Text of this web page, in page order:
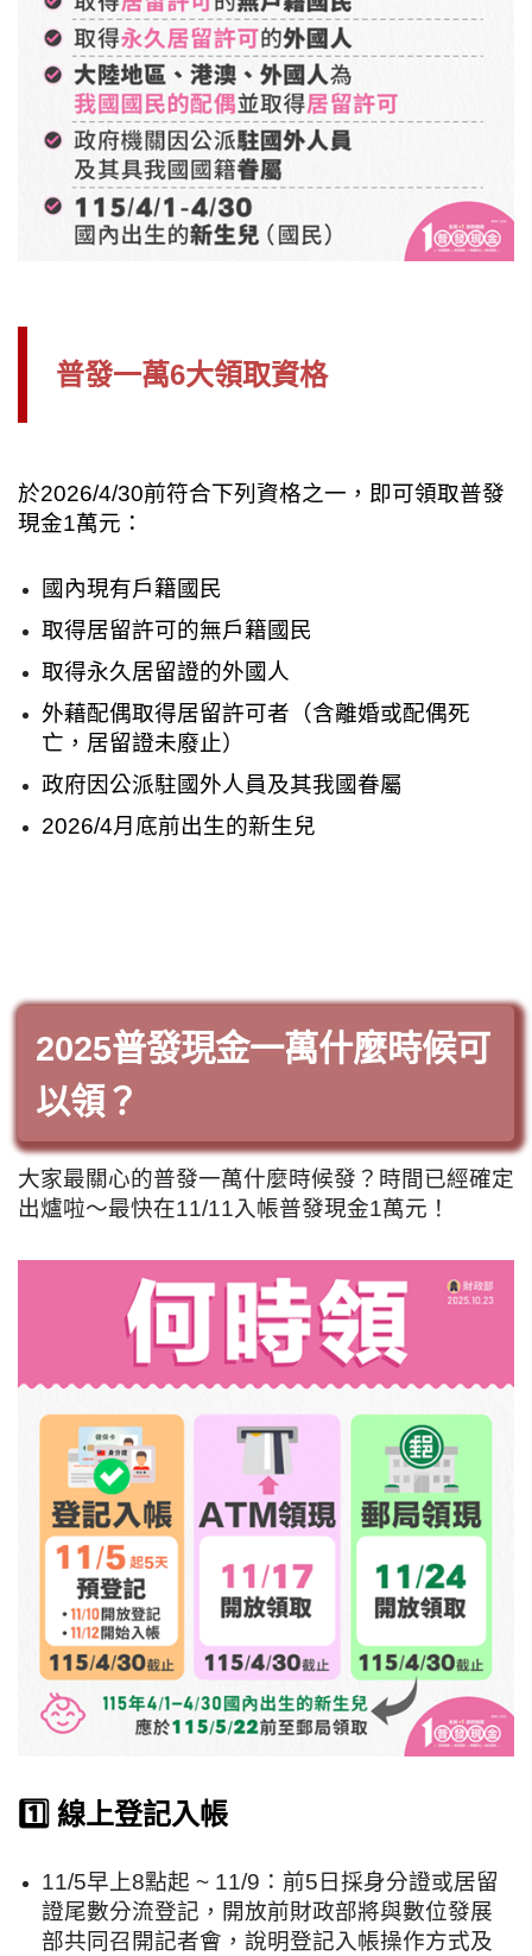
普發一萬6大領取資格
於2026/4/30前符合下列資格之一，即可領取普發
現金1萬元：
國內現有戶籍國民
取得居留許可的無戶籍國民
取得永久居留證的外國人
外藉配偶取得居留許可者（含離婚或配偶死
亡，居留證未廢止）
政府因公派駐國外人員及其我國眷屬
2026/4月底前出生的新生兒
2025普發現金一萬什麼時候可
以領？
大家最關心的普發一萬什麼時候發？時間已經確定
出爐啦～最快在11/11入帳普發現金1萬元！
1️⃣ 線上登記入帳
11/5早上8點起 ~ 11/9：前5日採身分證或居留
證尾數分流登記，開放前財政部將與數位發展
部共同召開記者會，說明登記入帳操作方式及